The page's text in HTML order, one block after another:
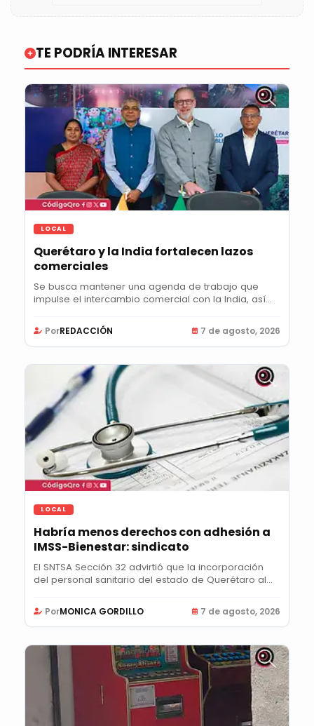
TE PODRÍA INTERESAR
LOCAL
Querétaro y la India fortalecen lazos
comerciales
Se busca mantener una agenda de trabajo que
impulse el intercambio comercial con la India, así
PorREDACCIÓN 7 de agosto, 2026
LOCAL
Habría menos derechos con adhesión a
IMSS-Bienestar: sindicato
El SNTSA Sección 32 advirtió que la incorporación
del personal sanitario del estado de Querétaro al...
PorMONICA GORDILLO 7 de agosto, 2026